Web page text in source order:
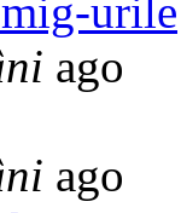
urile
ago
ago